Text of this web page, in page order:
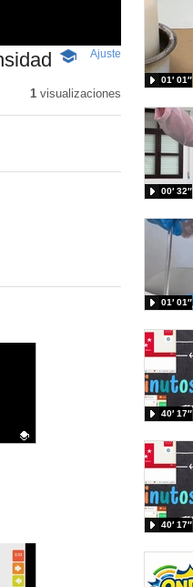
-
educativo
Ajuste
pantalla
1visualizaciones
01′ 01″
00′ 32″
01′ 01″
40′ 17″
40′ 17″